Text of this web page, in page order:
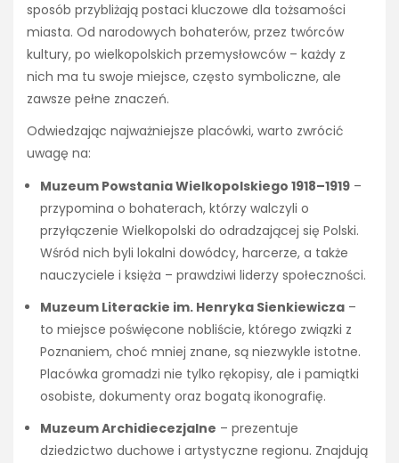
sposób przybliżają postaci kluczowe dla tożsamości
miasta. Od narodowych bohaterów, przez twórców
kultury, po wielkopolskich przemysłowców – każdy z
nich ma tu swoje miejsce, często symboliczne, ale
zawsze pełne znaczeń.
Odwiedzając najważniejsze placówki, warto zwrócić
uwagę na:
Muzeum Powstania Wielkopolskiego 1918–1919 –
przypomina o bohaterach, którzy walczyli o
przyłączenie Wielkopolski do odradzającej się Polski.
Wśród nich byli lokalni dowódcy, harcerze, a także
nauczyciele i księża – prawdziwi liderzy społeczności.
Muzeum Literackie im. Henryka Sienkiewicza –
to miejsce poświęcone nobliście, którego związki z
Poznaniem, choć mniej znane, są niezwykle istotne.
Placówka gromadzi nie tylko rękopisy, ale i pamiątki
osobiste, dokumenty oraz bogatą ikonografię.
Muzeum Archidiecezjalne – prezentuje
dziedzictwo duchowe i artystyczne regionu. Znajdują